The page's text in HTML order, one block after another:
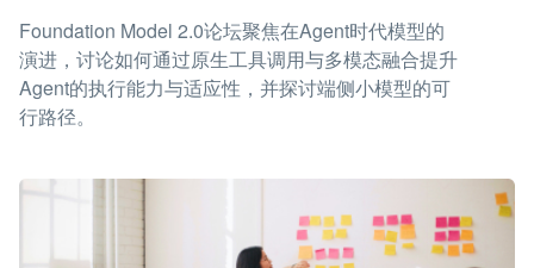
Foundation Model 2.0论坛聚焦在Agent时代模型的
演进，讨论如何通过原生工具调用与多模态融合提升
Agent的执行能力与适应性，并探讨端侧小模型的可
行路径。